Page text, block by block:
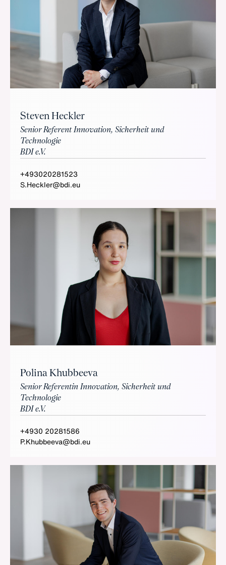
Steven Heckler
Senior Referent Innovation, Sicherheit und
Technologie
BDI e.V.
+493020281523
S.Heckler@bdi.eu
Polina Khubbeeva
Senior Referentin Innovation, Sicherheit und
Technologie
BDI e.V.
+4930 20281586
P.Khubbeeva@bdi.eu